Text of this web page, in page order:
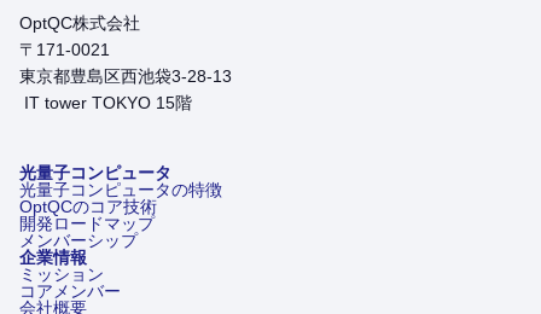
OptQC株式会社
〒171-0021
東京都豊島区西池袋3-28-13
IT tower TOKYO 15階
光量子コンピュータ
光量子コンピュータの特徴
OptQCのコア技術
開発ロードマップ
メンバーシップ
企業情報
ミッション
コアメンバー
会社概要